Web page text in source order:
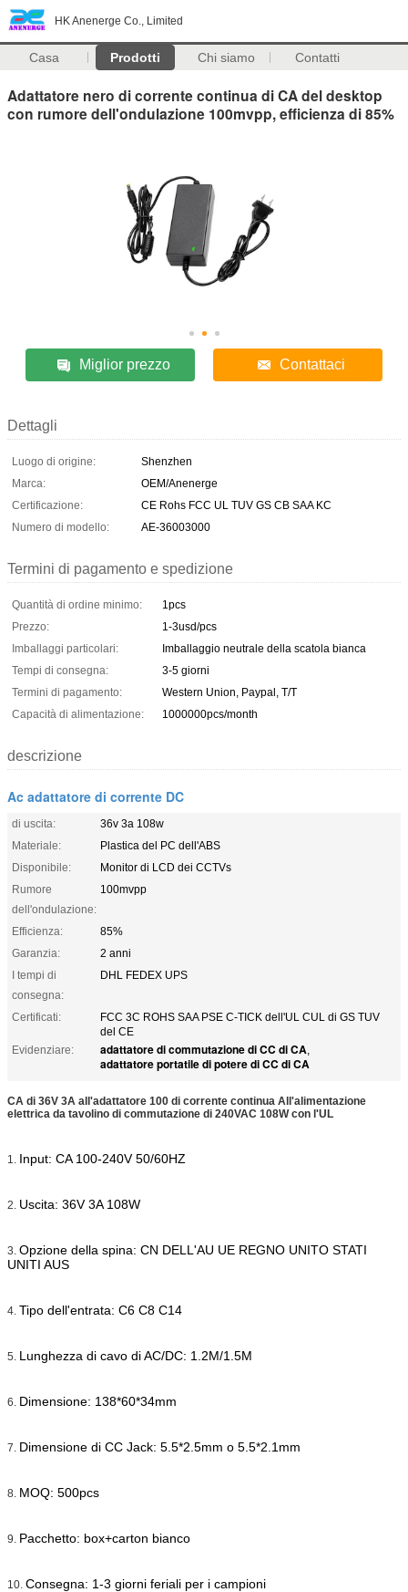
HK Anenerge Co., Limited
Casa Prodotti Chi siamo Contatti
Adattatore nero di corrente continua di CA del desktop
con rumore dell'ondulazione 100mvpp, efficienza di 85%
Miglior prezzo Contattaci
Dettagli
Luogo di origine:
Shenzhen
Marca:
OEM/Anenerge
Certificazione:
CE Rohs FCC UL TUV GS CB SAA KC
Numero di modello:
AE-36003000
Termini di pagamento e spedizione
Quantità di ordine minimo:
1pcs
Prezzo:
1-3usd/pcs
Imballaggi particolari:
Imballaggio neutrale della scatola bianca
Tempi di consegna:
3-5 giorni
Termini di pagamento:
Western Union, Paypal, T/T
Capacità di alimentazione:
1000000pcs/month
descrizione
Ac adattatore di corrente DC
di uscita:
36v 3a 108w
Materiale:
Plastica del PC dell'ABS
Disponibile:
Monitor di LCD dei CCTVs
Rumore
dell'ondulazione:
100mvpp
Efficienza:
85%
Garanzia:
2 anni
I tempi di
consegna:
DHL FEDEX UPS
Certificati:
FCC 3C ROHS SAA PSE C-TICK dell'UL CUL di GS TUV
del CE
Evidenziare:
adattatore di commutazione di CC di CA,
adattatore portatile di potere di CC di CA
CA di 36V 3A all'adattatore 100 di corrente continua All'alimentazione
elettrica da tavolino di commutazione di 240VAC 108W con l'UL
1. Input: CA 100-240V 50/60HZ
2. Uscita: 36V 3A 108W
3. Opzione della spina: CN DELL'AU UE REGNO UNITO STATI
UNITI AUS
4. Tipo dell'entrata: C6 C8 C14
5. Lunghezza di cavo di AC/DC: 1.2M/1.5M
6. Dimensione: 138*60*34mm
7. Dimensione di CC Jack: 5.5*2.5mm o 5.5*2.1mm
8. MOQ: 500pcs
9. Pacchetto: box+carton bianco
10. Consegna: 1-3 giorni feriali per i campioni